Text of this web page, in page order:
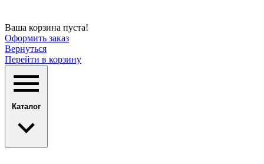
Ваша корзина пуста!
Оформить заказ
Вернуться
Перейти в корзину
Каталог